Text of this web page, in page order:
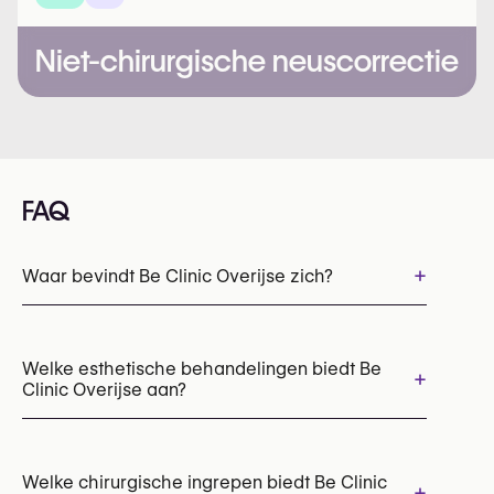
Niet-chirurgische neuscorrectie
FAQ
Waar bevindt Be Clinic Overijse zich? +
Welke esthetische behandelingen biedt Be
Clinic Overijse aan?
+
Laser huidresurfacing
Welke chirurgische ingrepen biedt Be Clinic